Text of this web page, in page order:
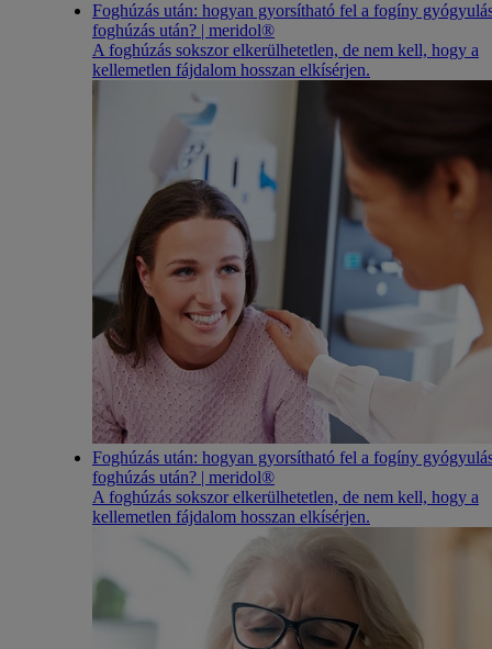
Foghúzás után: hogyan gyorsítható fel a fogíny
foghúzás után? | meridol®
A foghúzás sokszor elkerülhetetlen, de nem kell, hogy a
kellemetlen fájdalom hosszan elkísérjen.
Foghúzás után: hogyan gyorsítható fel a fogíny
foghúzás után? | meridol®
A foghúzás sokszor elkerülhetetlen, de nem kell, hogy a
kellemetlen fájdalom hosszan elkísérjen.